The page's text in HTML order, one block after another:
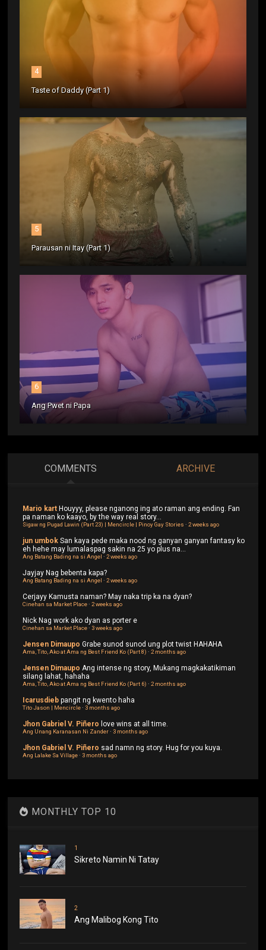
4
Taste of Daddy (Part 1)
5
Parausan ni Itay (Part 1)
6
Ang Pwet ni Papa
COMMENTS ARCHIVE
Mario kart Houyyy, please nganong ing ato raman ang ending. Fan
pa naman ko kaayo, by the way real story...
Sigaw ng Pugad Lawin (Part 23) | Mencircle | Pinoy Gay Stories ·2 weeks ago
jun umbok San kaya pede maka nood ng ganyan ganyan fantasy ko
eh hehe may lumalaspag sakin na 25 yo plus na...
Ang Batang Bading na si Angel ·2 weeks ago
Jayjay Nag bebenta kapa?
Ang Batang Bading na si Angel ·2 weeks ago
Cerjayy Kamusta naman? May naka trip ka na dyan?
Cinehan sa Market Place·2 weeks ago
Nick Nag work ako dyan as porter e
Cinehan sa Market Place·3 weeks ago
Jensen Dimaupo Grabe sunod sunod ung plot twist HAHAHA
Ama, Tito, Ako at Ama ng Best Friend Ko (Part 8) ·2 months ago
Jensen Dimaupo Ang intense ng story, Mukang magkakatikiman
silang lahat, hahaha
Ama, Tito, Ako at Ama ng Best Friend Ko (Part 6) ·2 months ago
Icarusdieb pangit ng kwento haha
Tito Jason | Mencircle·3 months ago
Jhon Gabriel V. Piñero love wins at all time.
Ang Unang Karanasan Ni Zander·3 months ago
Jhon Gabriel V. Piñero sad namn ng story. Hug for you kuya.
Ang Lalake Sa Village·3 months ago
MONTHLY TOP 10
1
Sikreto Namin Ni Tatay
2
Ang Malibog Kong Tito